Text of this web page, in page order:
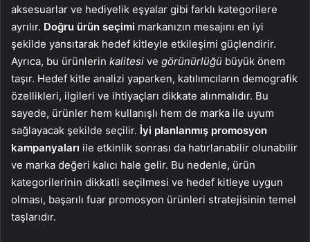
aksesuarlar ve hediyelik eşyalar gibi farklı kategorilere
ayrılır. Doğru ürün seçimi markanızın mesajını en iyi
şekilde yansıtarak hedef kitleyle etkileşimi güçlendirir.
Ayrıca, bu ürünlerin kalitesi ve görünürlüğü büyük önem
taşır. Hedef kitle analizi yaparken, katılımcıların demografik
özellikleri, ilgileri ve ihtiyaçları dikkate alınmalıdır. Bu
sayede, ürünler hem kullanışlı hem de marka ile uyum
sağlayacak şekilde seçilir. İyi planlanmış promosyon
kampanyaları ile etkinlik sonrası da hatırlanabilir olunabilir
ve marka değeri kalıcı hale gelir. Bu nedenle, ürün
kategorilerinin dikkatli seçilmesi ve hedef kitleye uygun
olması, başarılı fuar promosyon ürünleri stratejisinin temel
taşlarıdır.